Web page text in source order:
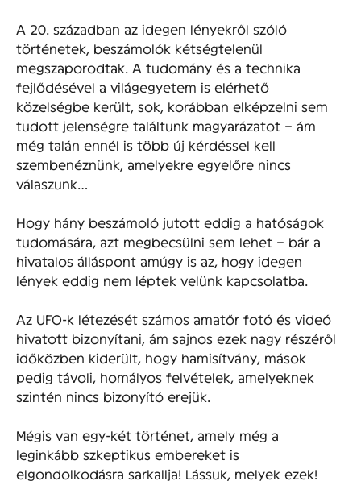
A 20. században az idegen lényekről szóló
történetek, beszámolók kétségtelenül
megszaporodtak. A tudomány és a technika
fejlődésével a világegyetem is elérhető
közelségbe került, sok, korábban elképzelni sem
tudott jelenségre találtunk magyarázatot – ám
még talán ennél is több új kérdéssel kell
szembenéznünk, amelyekre egyelőre nincs
válaszunk…
Hogy hány beszámoló jutott eddig a hatóságok
tudomására, azt megbecsülni sem lehet – bár a
hivatalos álláspont amúgy is az, hogy idegen
lények eddig nem léptek velünk kapcsolatba.
Az UFO-k létezését számos amatőr fotó és videó
hivatott bizonyítani, ám sajnos ezek nagy részéről
időközben kiderült, hogy hamisítvány, mások
pedig távoli, homályos felvételek, amelyeknek
szintén nincs bizonyító erejük.
Mégis van egy-két történet, amely még a
leginkább szkeptikus embereket is
elgondolkodásra sarkallja! Lássuk, melyek ezek!